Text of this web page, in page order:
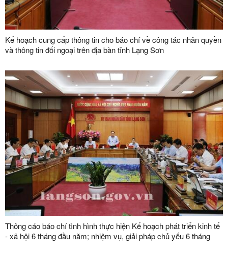
Kế hoạch cung cấp thông tin cho báo chí về công tác nhân quyền
và thông tin đối ngoại trên địa bàn tỉnh Lạng Sơn
Thông cáo báo chí tình hình thực hiện Kế hoạch phát triển kinh tế
- xã hội 6 tháng đầu năm; nhiệm vụ, giải pháp chủ yếu 6 tháng